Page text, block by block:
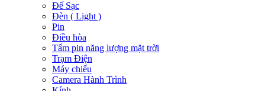
Đế Sạc
Đèn ( Light )
Pin
Điều hòa
Tấm pin năng lượng mặt trời
Trạm Điện
Máy chiếu
Camera Hành Trình